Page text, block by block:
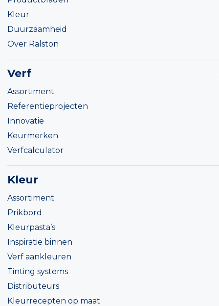
Kleur
Duurzaamheid
Over Ralston
Verf
Assortiment
Referentieprojecten
Innovatie
Keurmerken
Verfcalculator
Kleur
Assortiment
Prikbord
Kleurpasta’s
Inspiratie binnen
Verf aankleuren
Tinting systems
Distributeurs
Kleurrecepten op maat